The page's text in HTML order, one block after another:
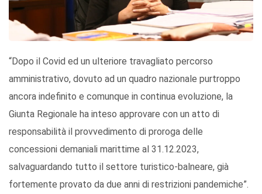
“Dopo il Covid ed un ulteriore travagliato percorso
amministrativo, dovuto ad un quadro nazionale purtroppo
ancora indefinito e comunque in continua evoluzione, la
Giunta Regionale ha inteso approvare con un atto di
responsabilità il provvedimento di proroga delle
concessioni demaniali marittime al 31.12.2023,
salvaguardando tutto il settore turistico-balneare, già
fortemente provato da due anni di restrizioni pandemiche”.